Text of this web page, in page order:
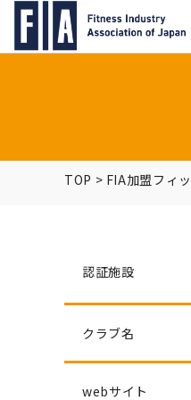
TOP > FIA加盟フィ
認証施設
クラブ名
webサイト